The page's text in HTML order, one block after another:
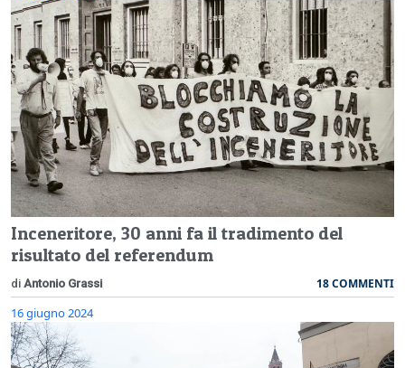
Inceneritore, 30 anni fa il tradimento del
risultato del referendum
di Antonio Grassi 18 COMMENTI
16 giugno 2024